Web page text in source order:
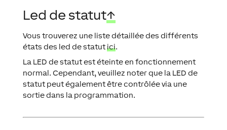
Led de statut↑
Vous trouverez une liste détaillée des différents
états des led de statutici.
La LED de statut est éteinte en fonctionnement
normal. Cependant, veuillez noter que la LED de
statut peut également être contrôlée via une
sortie dans la programmation.